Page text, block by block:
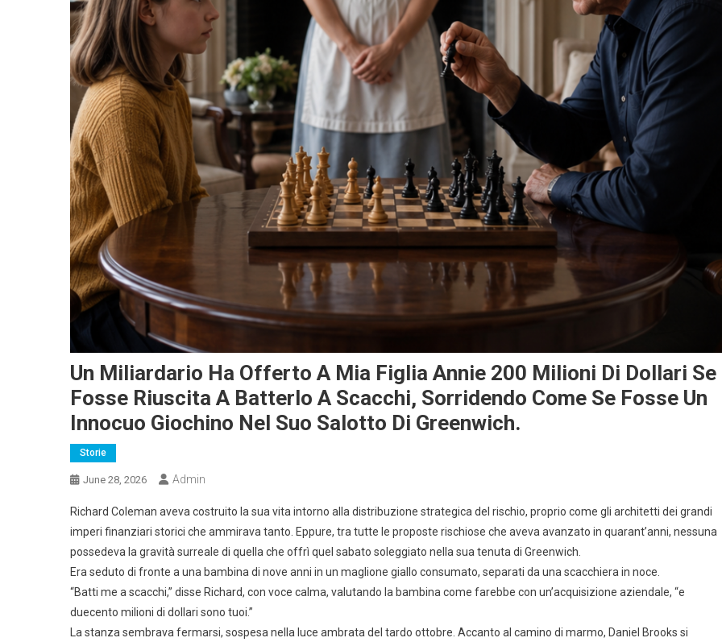
Un Miliardario Ha Offerto A Mia Figlia Annie 200 Milioni Di Dollari Se
Fosse Riuscita A Batterlo A Scacchi, Sorridendo Come Se Fosse Un
Innocuo Giochino Nel Suo Salotto Di Greenwich.
Storie
June 28, 2026 Admin
Richard Coleman aveva costruito la sua vita intorno alla distribuzione strategica del rischio, proprio come gli architetti dei grandi
imperi finanziari storici che ammirava tanto. Eppure, tra tutte le proposte rischiose che aveva avanzato in quarant’anni, nessuna
possedeva la gravità surreale di quella che offrì quel sabato soleggiato nella sua tenuta di Greenwich.
Era seduto di fronte a una bambina di nove anni in un maglione giallo consumato, separati da una scacchiera in noce.
“Batti me a scacchi,” disse Richard, con voce calma, valutando la bambina come farebbe con un’acquisizione aziendale, “e
duecento milioni di dollari sono tuoi.”
La stanza sembrava fermarsi, sospesa nella luce ambrata del tardo ottobre. Accanto al camino di marmo, Daniel Brooks si